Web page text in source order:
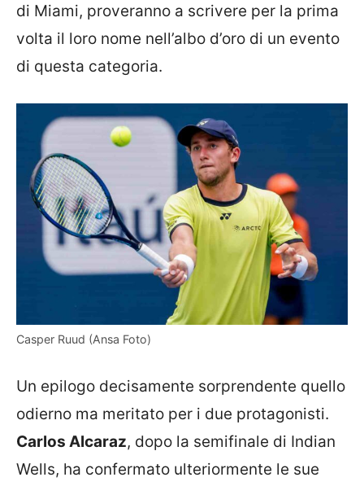
di Miami, proveranno a scrivere per la prima
volta il loro nome nell’albo d’oro di un evento
di questa categoria.
Casper Ruud (Ansa Foto)
Un epilogo decisamente sorprendente quello
odierno ma meritato per i due protagonisti.
Carlos Alcaraz, dopo la semifinale di Indian
Wells, ha confermato ulteriormente le sue